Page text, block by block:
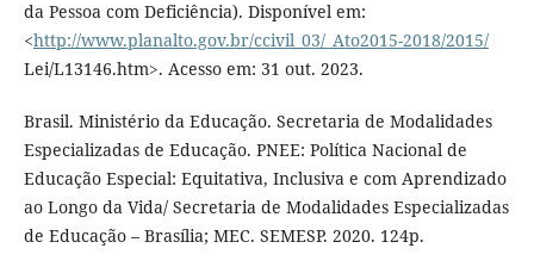
da Pessoa com Deficiência). Disponível em:
<http://www.planalto.gov.br/ccivil_03/_Ato2015-2018/2015/
Lei/L13146.htm>. Acesso em: 31 out. 2023.
Brasil. Ministério da Educação. Secretaria de Modalidades
Especializadas de Educação. PNEE: Política Nacional de
Educação Especial: Equitativa, Inclusiva e com Aprendizado
ao Longo da Vida/ Secretaria de Modalidades Especializadas
de Educação – Brasília; MEC. SEMESP. 2020. 124p.